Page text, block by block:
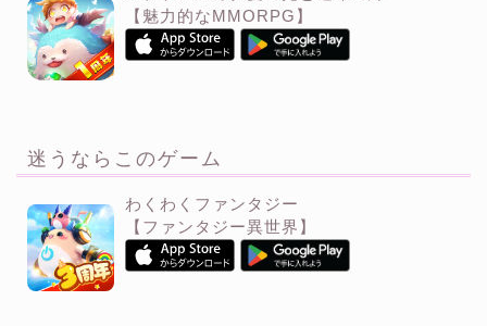
【魅力的なMMORPG】
迷うならこのゲーム
わくわくファンタジー
【ファンタジー異世界】